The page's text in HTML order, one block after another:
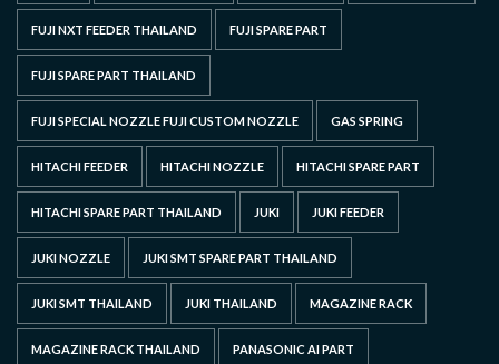
FUJI NXT FEEDER THAILAND FUJI SPARE PART
FUJI SPARE PART THAILAND
FUJI SPECIAL NOZZLE FUJI CUSTOM NOZZLE GAS SPRING
HITACHI FEEDER HITACHI NOZZLE HITACHI SPARE PART
HITACHI SPARE PART THAILAND JUKI JUKI FEEDER
JUKI NOZZLE JUKI SMT SPARE PART THAILAND
JUKI SMT THAILAND JUKI THAILAND MAGAZINE RACK
MAGAZINE RACK THAILAND PANASONIC AI PART